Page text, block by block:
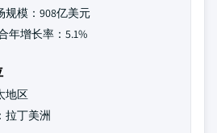
规模：908亿美元
年增长率：5.1%
地区
拉丁美洲